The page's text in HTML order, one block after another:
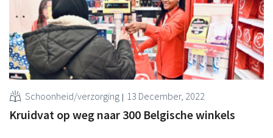
Schoonheid/verzorging 13 December, 2022
Kruidvat op weg naar 300 Belgische winkels